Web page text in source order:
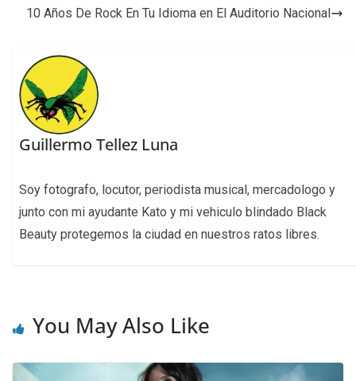
10 Años De Rock En Tu Idioma en El Auditorio Nacional
Guillermo Tellez Luna
Soy fotografo, locutor, periodista musical, mercadologo y
junto con mi ayudante Kato y mi vehiculo blindado Black
Beauty protegemos la ciudad en nuestros ratos libres.
You May Also Like